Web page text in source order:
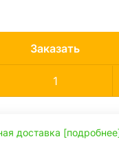
Заказать
доставка